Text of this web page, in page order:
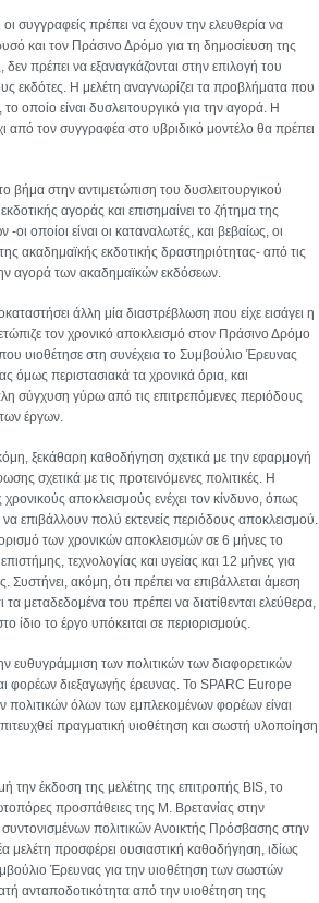
οι συγγραφείς πρέπει να έχουν την ελευθερία να
και τον Πράσινο Δρόμο για τη δημοσίευση της
πρέπει να εξαναγκάζονται στην επιλογή του
εκδότες. Η μελέτη αναγνωρίζει τα προβλήματα που
το οποίο είναι δυσλειτουργικό για την αγορά. Η
από τον συγγραφέα στο υβριδικό μοντέλο θα πρέπει
βήμα στην αντιμετώπιση του δυσλειτουργικού
αγοράς και επισημαίνει το ζήτημα της
οποίοι είναι οι καταναλωτές, και βεβαίως, οι
ακαδημαϊκής εκδοτικής δραστηριότητας- από τις
αγορά των ακαδημαϊκών εκδόσεων.
άλλη μία διαστρέβλωση που είχε εισάγει η
τον χρονικό αποκλεισμό στον Πράσινο Δρόμο
υιοθέτησε στη συνέχεια το Συμβούλιο Έρευνας
όμως περιστασιακά τα χρονικά όρια, και
σύγχυση γύρω από τις επιτρεπόμενες περιόδους
έργων.
ξεκάθαρη καθοδήγηση σχετικά με την εφαρμογή
σχετικά με τις προτεινόμενες πολιτικές. Η
αποκλεισμούς ενέχει τον κίνδυνο, όπως
να επιβάλλουν πολύ εκτενείς περιόδους αποκλεισμού.
των χρονικών αποκλεισμών σε 6 μήνες το
τεχνολογίας και υγείας και 12 μήνες για
Συστήνει, ακόμη, ότι πρέπει να επιβάλλεται άμεση
τα μεταδεδομένα του πρέπει να διατίθενται ελεύθερα,
ίδιο το έργο υπόκειται σε περιορισμούς.
ευθυγράμμιση των πολιτικών των διαφορετικών
φορέων διεξαγωγής έρευνας. Το SPARC Europe
πολιτικών όλων των εμπλεκομένων φορέων είναι
πραγματική υιοθέτηση και σωστή υλοποίηση
την έκδοση της μελέτης της επιτροπής BIS, το
προσπάθειες της Μ. Βρετανίας στην
πολιτικών Ανοικτής Πρόσβασης στην
μελέτη προσφέρει ουσιαστική καθοδήγηση, ιδίως
Έρευνας για την υιοθέτηση των σωστών
ανταποδοτικότητα από την υιοθέτηση της